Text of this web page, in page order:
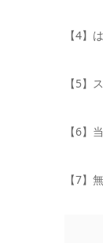
【4】
【5】
【6】
【7】